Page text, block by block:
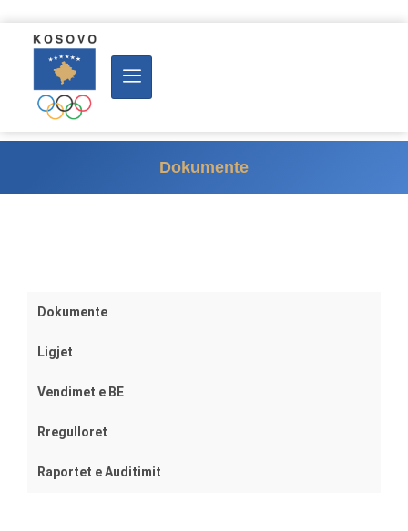
Dokumente
Dokumente
Ligjet
Vendimet e BE
Rregulloret
Raportet e Auditimit